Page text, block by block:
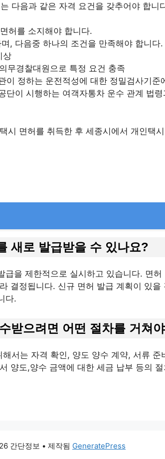
다음과 같은 자격 요건을 갖추어야 합니
허를 소지해야 합니다.
, 다음중 하나의 조건을 만족해야 합니다.
상
무경찰대원으로 특정 요건 충족
이 정하는 운전적성에 대한 정밀검사기준
단이 시행하는 여객자통차 운수 관계 법
시 면허를 취득한 후 세종시에서 개인택
새로 발급받을 수 있나요?
급을 제한적으로 실시하고 있습니다. 면
결정됩니다. 신규 면허 발급 계획이 있을
다.
받으려면 어떤 절차를 거쳐
서는 자격 확인, 양도 양수 계약, 서류
양도,양수 금액에 대한 세금 납부 등의
간단정보 • 제작됨 GeneratePress